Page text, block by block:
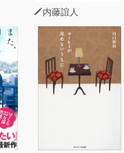
内藤誼人